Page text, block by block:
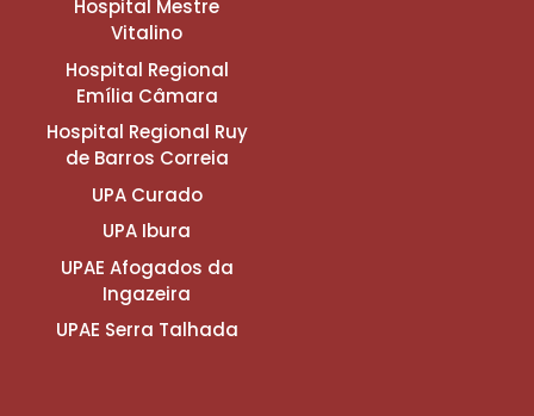
Hospital Mestre
Vitalino
Hospital Regional
Emília Câmara
Hospital Regional Ruy
de Barros Correia
UPA Curado
UPA Ibura
UPAE Afogados da
Ingazeira
UPAE Serra Talhada